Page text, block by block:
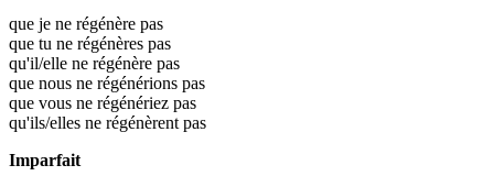
que je ne régénère pas
que tu ne régénères pas
qu'il/elle ne régénère pas
que nous ne régénérions pas
que vous ne régénériez pas
qu'ils/elles ne régénèrent pas
Imparfait